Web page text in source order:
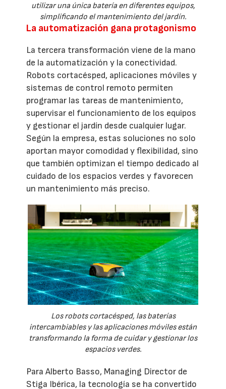
utilizar una única batería en diferentes equipos,
simplificando el mantenimiento del jardín.
La automatización gana protagonismo
La tercera transformación viene de la mano
de la automatización y la conectividad.
Robots cortacésped, aplicaciones móviles y
sistemas de control remoto permiten
programar las tareas de mantenimiento,
supervisar el funcionamiento de los equipos
y gestionar el jardín desde cualquier lugar.
Según la empresa, estas soluciones no solo
aportan mayor comodidad y flexibilidad, sino
que también optimizan el tiempo dedicado al
cuidado de los espacios verdes y favorecen
un mantenimiento más preciso.
Los robots cortacésped, las baterías
intercambiables y las aplicaciones móviles están
transformando la forma de cuidar y gestionar los
espacios verdes.
Para Alberto Basso, Managing Director de
Stiga Ibérica, la tecnología se ha convertido